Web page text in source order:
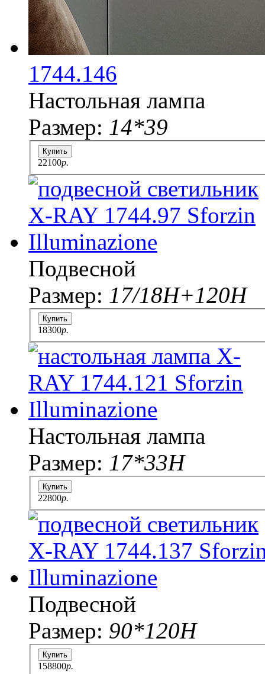
1744.146
Настольная лампа
Размер: 14*39
Купить
22100p.
Подвесной
Размер: 17/18Н+120Н
Купить
18300p.
Настольная лампа
Размер: 17*33H
Купить
22800p.
Подвесной
Размер: 90*120H
Купить
158800p.